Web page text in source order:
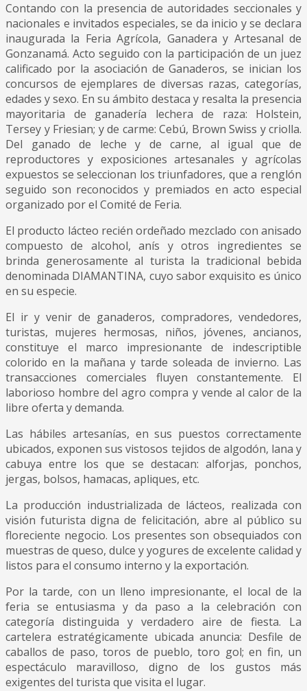
Contando con la presencia de autoridades seccionales y
nacionales e invitados especiales, se da inicio y se declara
inaugurada la Feria Agrícola, Ganadera y Artesanal de
Gonzanamá. Acto seguido con la participación de un juez
calificado por la asociación de Ganaderos, se inician los
concursos de ejemplares de diversas razas, categorías,
edades y sexo. En su ámbito destaca y resalta la presencia
mayoritaria de ganadería lechera de raza: Holstein,
Tersey y Friesian; y de carme: Cebú, Brown Swiss y criolla.
Del ganado de leche y de carne, al igual que de
reproductores y exposiciones artesanales y agrícolas
expuestos se seleccionan los triunfadores, que a renglón
seguido son reconocidos y premiados en acto especial
organizado por el Comité de Feria.
El producto lácteo recién ordeñado mezclado con anisado
compuesto de alcohol, anís y otros ingredientes se
brinda generosamente al turista la tradicional bebida
denominada DIAMANTINA, cuyo sabor exquisito es único
en su especie.
El ir y venir de ganaderos, compradores, vendedores,
turistas, mujeres hermosas, niños, jóvenes, ancianos,
constituye el marco impresionante de indescriptible
colorido en la mañana y tarde soleada de invierno. Las
transacciones comerciales fluyen constantemente. El
laborioso hombre del agro compra y vende al calor de la
libre oferta y demanda.
Las hábiles artesanías, en sus puestos correctamente
ubicados, exponen sus vistosos tejidos de algodón, lana y
cabuya entre los que se destacan: alforjas, ponchos,
jergas, bolsos, hamacas, apliques, etc.
La producción industrializada de lácteos, realizada con
visión futurista digna de felicitación, abre al público su
floreciente negocio. Los presentes son obsequiados con
muestras de queso, dulce y yogures de excelente calidad y
listos para el consumo interno y la exportación.
Por la tarde, con un lleno impresionante, el local de la
feria se entusiasma y da paso a la celebración con
categoría distinguida y verdadero aire de fiesta. La
cartelera estratégicamente ubicada anuncia: Desfile de
caballos de paso, toros de pueblo, toro gol; en fin, un
espectáculo maravilloso, digno de los gustos más
exigentes del turista que visita el lugar.